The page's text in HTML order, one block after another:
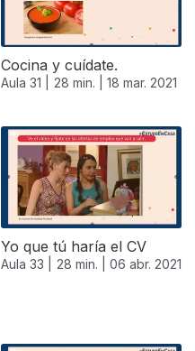
Cocina y cuídate.
Aula 31 | 28 min. | 18 mar. 2021
Yo que tú haría el CV
Aula 33 | 28 min. | 06 abr. 2021